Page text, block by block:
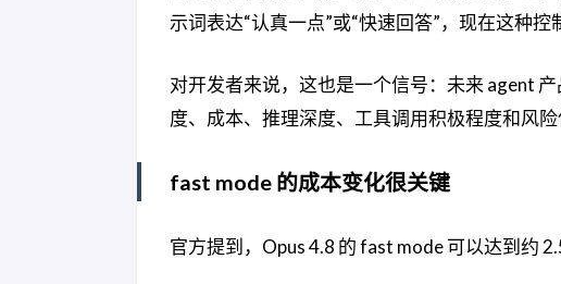
示词表达“认真一点”或“快速回答”，现在这种控
对开发者来说，这也是一个信号：未来 agent
度、成本、推理深度、工具调用积极程度和风险
fast mode 的成本变化很关键
官方提到，Opus 4.8 的 fast mode 可以达到约